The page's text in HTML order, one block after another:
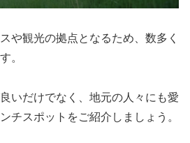
や観光の拠点となるため、数多く
。
いだけでなく、地元の人々にも愛
チスポットをご紹介しましょう。